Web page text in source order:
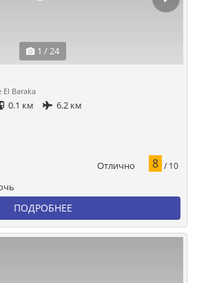
1 / 24
Baraka
0.1 км
6.2 км
Отлично 8 / 10
ПОДРОБНЕЕ